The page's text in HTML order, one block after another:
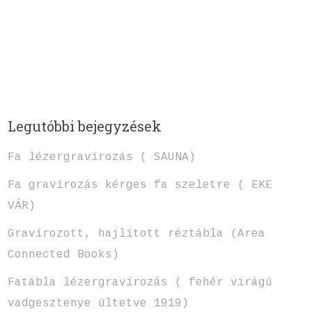
Legutóbbi bejegyzések
Fa lézergravírozás ( SAUNA)
Fa gravírozás kérges fa szeletre ( EKE
VÁR)
Gravírozott, hajlított réztábla (Area
Connected Books)
Fatábla lézergravírozás ( fehér virágú
vadgesztenye ültetve 1919)